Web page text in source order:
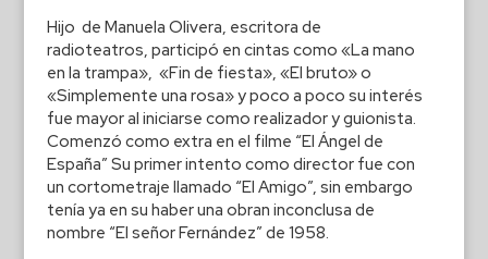
Hijo de Manuela Olivera, escritora de
radioteatros, participó en cintas como «La mano
en la trampa», «Fin de fiesta», «El bruto» o
«Simplemente una rosa» y poco a poco su interés
fue mayor al iniciarse como realizador y guionista.
Comenzó como extra en el filme “El Ángel de
España” Su primer intento como director fue con
un cortometraje llamado “El Amigo”, sin embargo
tenía ya en su haber una obran inconclusa de
nombre “El señor Fernández” de 1958.